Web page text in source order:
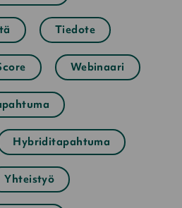
Tiedote
Webinaari
Hybriditapahtuma
Yhteistyö